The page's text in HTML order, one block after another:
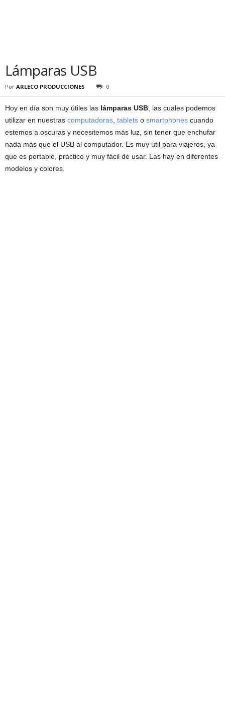
Lámparas USB
Por ARLECO PRODUCCIONES 0
Hoy en día son muy útiles las lámparas USB , las cuales podemos
utilizar en nuestras computadoras tablets o smartphones cuando
estemos a oscuras y necesitemos más luz, sin tener que enchufar
nada más que el USB al computador. Es muy útil para viajeros, ya
que es portable, práctico y muy fácil de usar. Las hay en diferentes
modelos y colores.